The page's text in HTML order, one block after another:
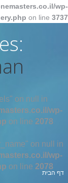
wp-
on line 3737
on null in
wp-
on line 2078
on null in
wp-
on line 2078
אתה כאן:
דף הבית